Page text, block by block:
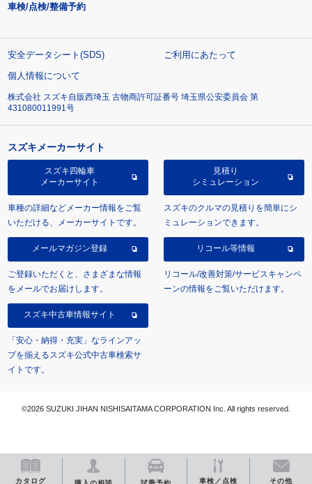
カタログ 車検／点検 その他
車検/点検/整備予約
安全データシート(SDS)
ご利用にあたって
個人情報について
株式会社 スズキ自販西埼玉 古物商許可証番号 埼玉県公安委員会 第
431080011991号
スズキメーカーサイト
スズキ四輪車
メーカーサイト
車種の詳細などメーカー情報をご覧
いただける、メーカーサイトです。
見積り
シミュレーション
スズキのクルマの見積りを簡単にシ
ミュレーションできます。
メールマガジン登録
ご登録いただくと、さまざまな情報
をメールでお届けします。
リコール等情報
リコール/改善対策/サービスキャンペ
ーンの情報をご覧いただけます。
スズキ中古車情報サイト
「安心・納得・充実」なラインアッ
プを揃えるスズキ公式中古車検索サ
イトです。
©2026 SUZUKI JIHAN NISHISAITAMA CORPORATION Inc. All rights reserved.